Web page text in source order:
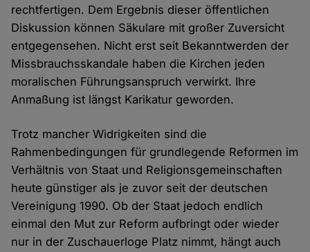
rechtfertigen. Dem Ergebnis dieser öffentlichen
Diskussion können Säkulare mit großer Zuversicht
entgegensehen. Nicht erst seit Bekanntwerden der
Missbrauchsskandale haben die Kirchen jeden
moralischen Führungsanspruch verwirkt. Ihre
Anmaßung ist längst Karikatur geworden.
Trotz mancher Widrigkeiten sind die
Rahmenbedingungen für grundlegende Reformen im
Verhältnis von Staat und Religionsgemeinschaften
heute günstiger als je zuvor seit der deutschen
Vereinigung 1990. Ob der Staat jedoch endlich
einmal den Mut zur Reform aufbringt oder wieder
nur in der Zuschauerloge Platz nimmt, hängt auch